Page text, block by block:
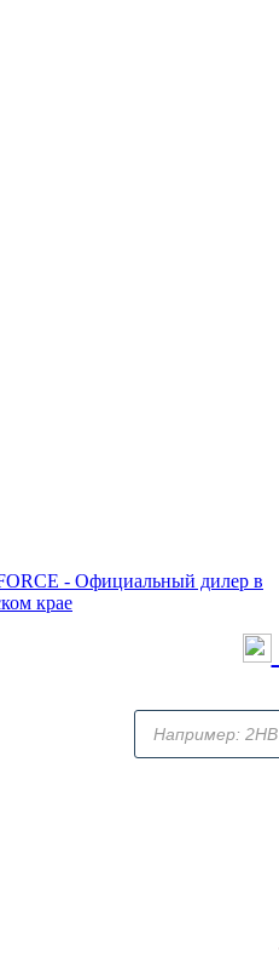
Поиск
товаров